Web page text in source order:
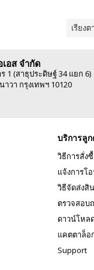
เรียง
อส จำกัด
1 (สาธุประดิษฐ์ 34 แยก 6)
วา กรุงเทพฯ 10120
บริการลู
วิธีการสั่ง
แจ้งการโ
วิธีจัดส่งสิ
ตรวจสอบ
ดาวน์โหล
แคตตาล็อ
Support